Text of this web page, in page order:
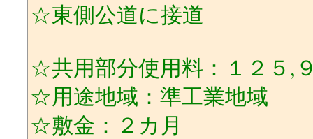
☆東側公道に接道
☆共用部分使用料：１２５,
☆用途地域：準工業地域
☆敷金：２カ月